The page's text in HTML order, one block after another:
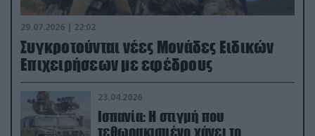
29.07.2026 | 22:02
Συγκροτούνται νέες Μονάδες Ειδικών
Επιχειρήσεων με εφέδρους
23.04.2026
Ισπανία: Η στιγμή που
τεθωρακισμένο χάνει το